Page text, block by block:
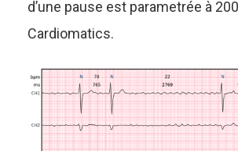
d’une pause est parametrée à
Cardiomatics.